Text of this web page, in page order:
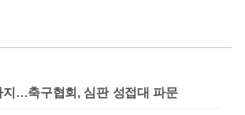
지…축구협회, 심판 성접대 파문